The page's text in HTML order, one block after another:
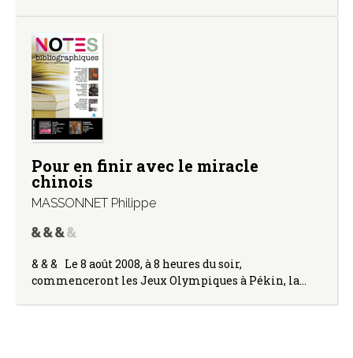
Pour en finir avec le miracle
chinois
MASSONNET Philippe
& & & Le 8 août 2008, à 8 heures du soir,
commenceront les Jeux Olympiques à Pékin, la…